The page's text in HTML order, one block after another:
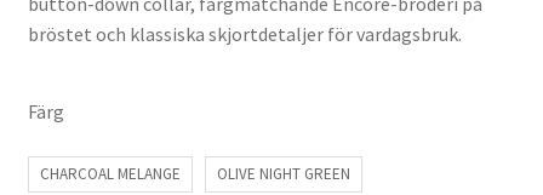
bröstet och klassiska skjortdetaljer för vardagsbruk.
Färg
CHARCOAL MELANGE OLIVE NIGHT GREEN